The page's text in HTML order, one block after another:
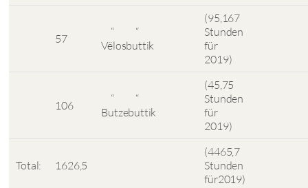
57
“ “
Vëlosbuttik
(95,167
Stunden
für
2019)
106
“ “
Butzebuttik
(45,75
Stunden
für
2019)
Total: 1626,5
(4465,7
Stunden
für2019)